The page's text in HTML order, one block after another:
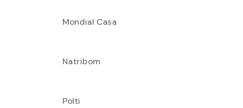
Mondial Casa
Natribom
Polti